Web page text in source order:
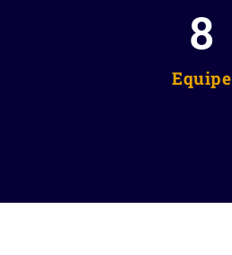
Equipe
8